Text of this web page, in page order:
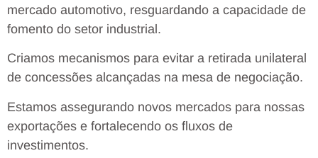
mercado automotivo, resguardando a capacidade de
fomento do setor industrial.
Criamos mecanismos para evitar a retirada unilateral
de concessões alcançadas na mesa de negociação.
Estamos assegurando novos mercados para nossas
exportações e fortalecendo os fluxos de
investimentos.